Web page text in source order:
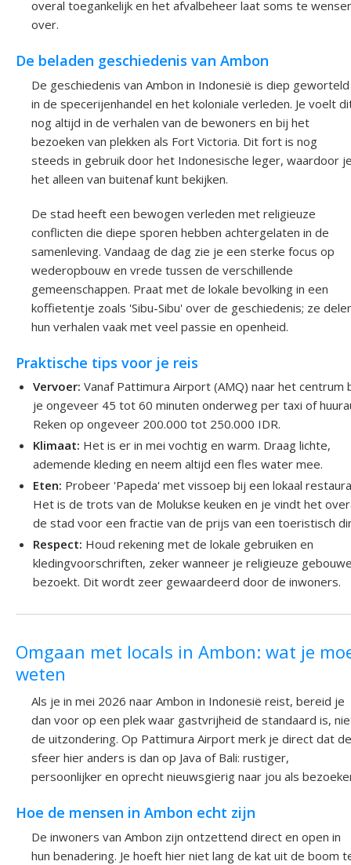
overal toegankelijk en het afvalbeheer laat soms te
over.
De beladen geschiedenis van Ambon
De geschiedenis van Ambon in Indonesië is diep geworteld
in de specerijenhandel en het koloniale verleden. Je voelt
nog altijd in de verhalen van de bewoners en bij het
bezoeken van plekken als Fort Victoria. Dit fort is nog
steeds in gebruik door het Indonesische leger, waardoor
het alleen van buitenaf kunt bekijken.
De stad heeft een bewogen verleden met religieuze
conflicten die diepe sporen hebben achtergelaten in de
samenleving. Vandaag de dag zie je een sterke focus op
wederopbouw en vrede tussen de verschillende
gemeenschappen. Praat met de lokale bevolking in een
koffietentje zoals 'Sibu-Sibu' over de geschiedenis; ze
hun verhalen vaak met veel passie en openheid.
Praktische tips voor je reis
Vervoer: Vanaf Pattimura Airport (AMQ) naar het centrum
je ongeveer 45 tot 60 minuten onderweg per taxi of
Reken op ongeveer 200.000 tot 250.000 IDR.
Klimaat: Het is er in mei vochtig en warm. Draag lichte,
ademende kleding en neem altijd een fles water mee.
Eten: Probeer 'Papeda' met vissoep bij een lokaal
Het is de trots van de Molukse keuken en je vindt het
de stad voor een fractie van de prijs van een toeristisch
Respect: Houd rekening met de lokale gebruiken en
kledingvoorschriften, zeker wanneer je religieuze
bezoekt. Dit wordt zeer gewaardeerd door de inwoners.
Omgaan met locals in Ambon: wat je
weten
Als je in mei 2026 naar Ambon in Indonesië reist, bereid je
dan voor op een plek waar gastvrijheid de standaard is,
de uitzondering. Op Pattimura Airport merk je direct dat de
sfeer hier anders is dan op Java of Bali: rustiger,
persoonlijker en oprecht nieuwsgierig naar jou als
Hoe de mensen in Ambon echt zijn
De inwoners van Ambon zijn ontzettend direct en open in
hun benadering. Je hoeft hier niet lang de kat uit de boom